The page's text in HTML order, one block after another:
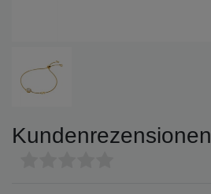
Kundenrezensionen